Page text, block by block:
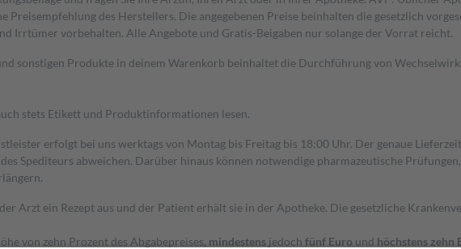
des Herstellers. Die angegebenen Preise beinhalten die gesetzlich
Irrtümer vorbehalten. Alle Angebote und Gratis-Beigaben nur solange der Vorrat reicht.
sonstigen Produkte in deinem Warenkorb beinhaltet die Durchführung von
stets Etikett und Produktinformationen lesen.
erfolgt bei uns werktags von Montag bis Freitag bis 18:00 Uhr. Der genaue
Spediteurs abweichen. Darüber hinaus können notwendige pharmazeutische
Arzt ein Rezept aus und der Patient erhält sie in der Apotheke. Die gesetzliche
von zehn Prozent des Abgabepreises, mindestens jedoch fünf Euro und höchstens zehn